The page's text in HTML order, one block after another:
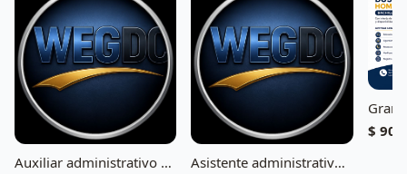
Auxiliar administrativo medio tiempo sin experiencia
Asistente administrativo con o sin experiencia
$